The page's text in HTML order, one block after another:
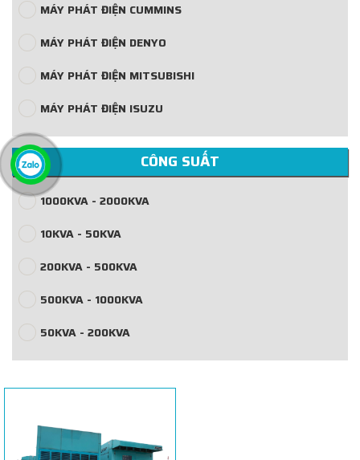
MÁY PHÁT ĐIỆN CUMMINS
MÁY PHÁT ĐIỆN DENYO
MÁY PHÁT ĐIỆN MITSUBISHI
MÁY PHÁT ĐIỆN ISUZU
CÔNG SUẤT
1000KVA - 2000KVA
10KVA - 50KVA
200KVA - 500KVA
500KVA - 1000KVA
50KVA - 200KVA